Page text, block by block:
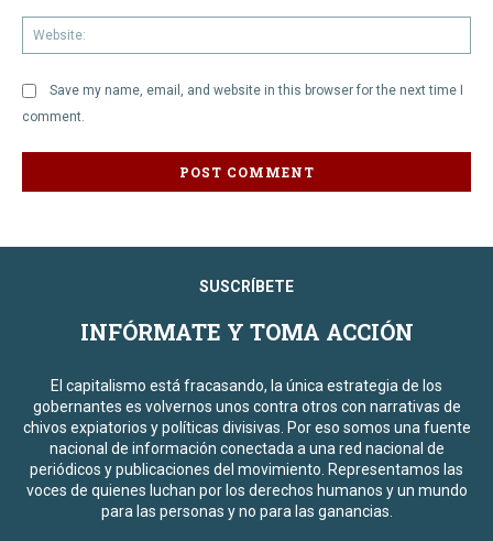
Save my name, email, and website in this browser for the next time I
comment.
SUSCRÍBETE
INFÓRMATE Y TOMA ACCIÓN
El capitalismo está fracasando, la única estrategia de los
gobernantes es volvernos unos contra otros con narrativas de
chivos expiatorios y políticas divisivas. Por eso somos una fuente
nacional de información conectada a una red nacional de
periódicos y publicaciones del movimiento. Representamos las
voces de quienes luchan por los derechos humanos y un mundo
para las personas y no para las ganancias.